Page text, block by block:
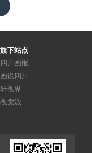
旗下站点
四川画报
画说四川
轩视界
视觉派